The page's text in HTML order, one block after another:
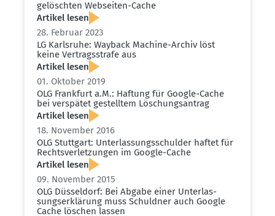
gelöschten Webseiten-Cache
Artikel lesen
28. Februar 2023
LG Karlsruhe: Wayback Machine-Archiv löst
keine Vertrags­strafe aus
Artikel lesen
01. Oktober 2019
OLG Frankfurt a.M.: Haftung für Google-Cache
bei verspätet gestelltem Löschungs­antrag
Artikel lesen
18. November 2016
OLG Stuttgart: Unter­las­sungs­schulder haftet für
Rechts­ver­let­zungen im Google-Cache
Artikel lesen
09. November 2015
OLG Düsseldorf: Bei Abgabe einer Unter­las­
sungs­er­klärung muss Schuldner auch Google
Cache löschen lassen